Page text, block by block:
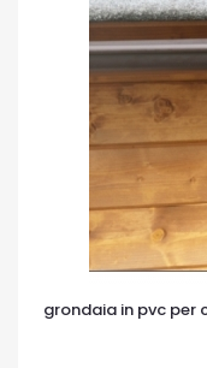
grondaia in pvc per